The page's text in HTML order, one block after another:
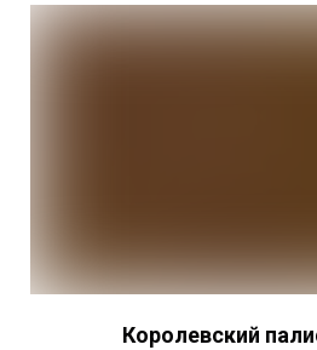
Королевский